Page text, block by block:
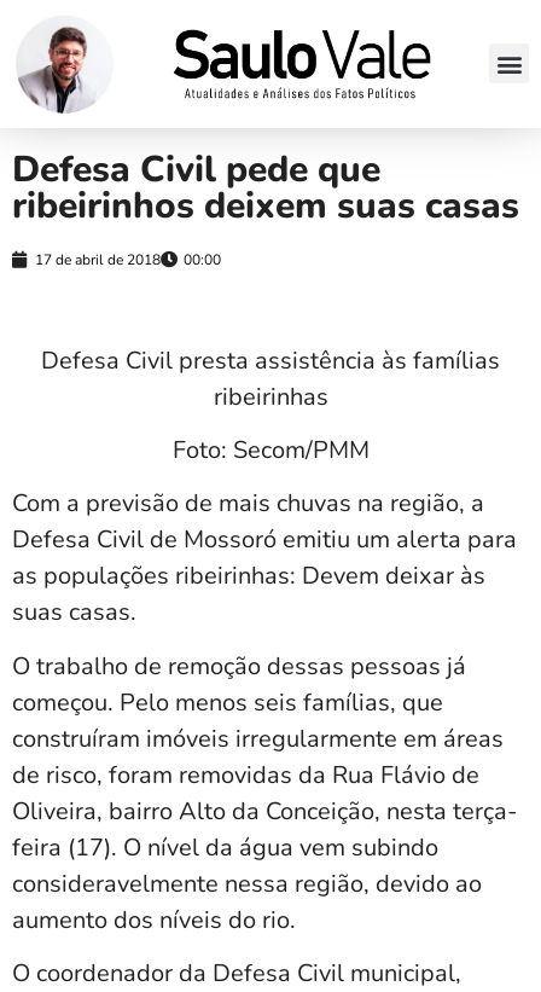
Defesa Civil pede que
ribeirinhos deixem suas casas
17 de abril de 2018 00:00
Defesa Civil presta assistência às famílias
ribeirinhas
Foto: Secom/PMM
Com a previsão de mais chuvas na região, a
Defesa Civil de Mossoró emitiu um alerta para
as populações ribeirinhas: Devem deixar às
suas casas.
O trabalho de remoção dessas pessoas já
começou. Pelo menos seis famílias, que
construíram imóveis irregularmente em áreas
de risco, foram removidas da Rua Flávio de
Oliveira, bairro Alto da Conceição, nesta terça-
feira (17). O nível da água vem subindo
consideravelmente nessa região, devido ao
aumento dos níveis do rio.
O coordenador da Defesa Civil municipal,